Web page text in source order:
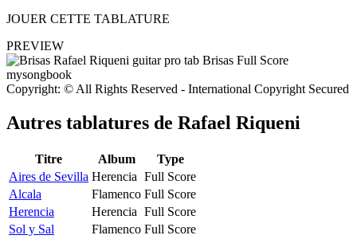
JOUER CETTE TABLATURE
PREVIEW
Copyright: © All Rights Reserved - International Copyright Secured
Autres tablatures de Rafael Riqueni
Titre Album
Type
Aires de Sevilla Herencia Full Score
Alcala
Flamenco Full Score
Herencia
Herencia Full Score
Sol y Sal
Flamenco Full Score